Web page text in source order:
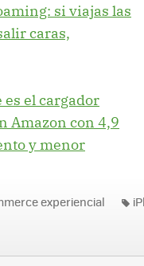
si viajas las
caras,
es el cargador
Amazon con 4,9
y menor
experiencial